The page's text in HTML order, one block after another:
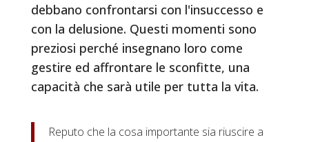
debbano confrontarsi con l'insuccesso e
con la delusione. Questi momenti sono
preziosi perché insegnano loro come
gestire ed affrontare le sconfitte, una
capacità che sarà utile per tutta la vita.
Reputo che la cosa importante sia riuscire a